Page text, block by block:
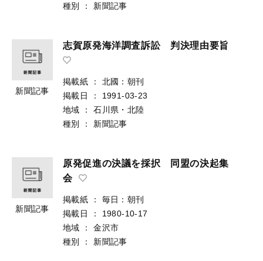
種別
： 新聞記事
新聞記事
志賀原発海洋調査訴訟 判決理由要旨
掲載紙 ：
北國：朝刊
掲載日
：
1991-03-23
地域
：
石川県・北陸
種別
： 新聞記事
新聞記事
原発促進の決議を採択 同盟の決起集
会
掲載紙 ：
毎日：朝刊
掲載日
：
1980-10-17
地域
：
金沢市
種別
： 新聞記事